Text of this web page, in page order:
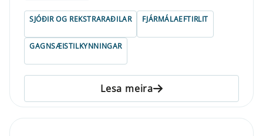
SJÓÐIR OG REKSTRARAÐILAR FJÁRMÁLAEFTIRLIT
GAGNSÆISTILKYNNINGAR
Lesa meira